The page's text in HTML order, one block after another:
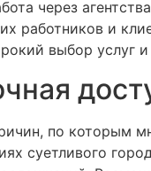
через
работников и
выбор услуг и
по которым
суетливого